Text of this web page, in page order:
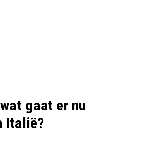
gaat er nu
Italië?